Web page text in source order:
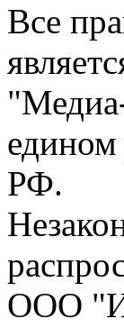
Все
едином
РФ.
ООО